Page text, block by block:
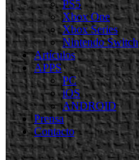
PS5
Xbox One
Xbox Series
Nintendo Switch
Artículos
APPS
PC
iOS
ANDROID
Prensa
Contacto